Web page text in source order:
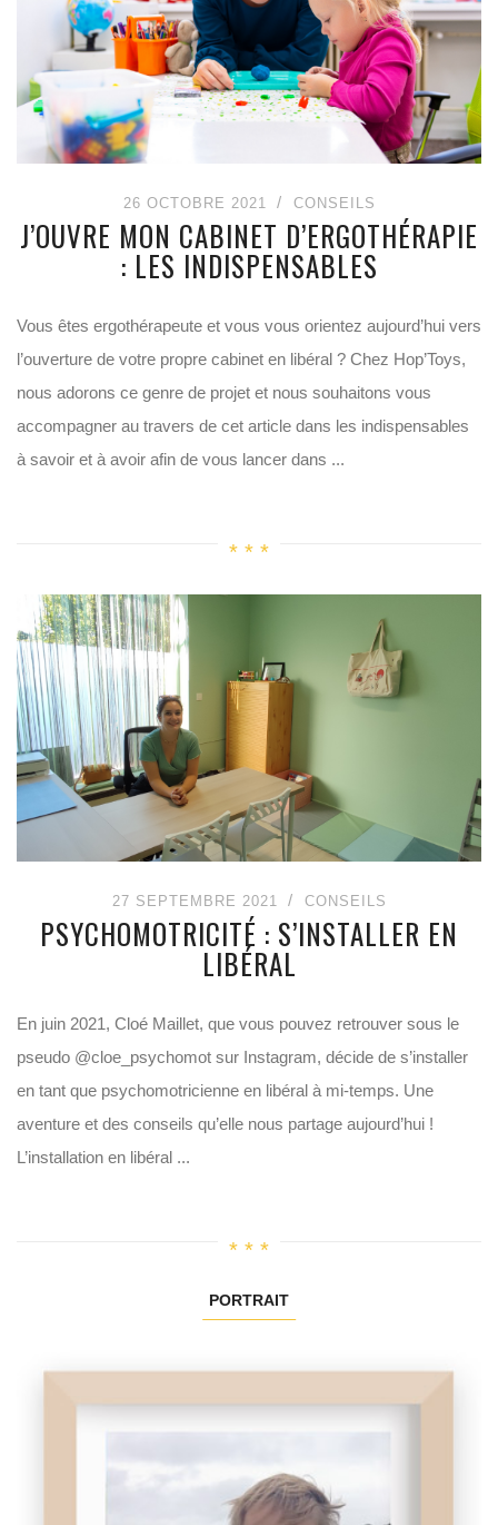
26 OCTOBRE 2021 CONSEILS
J’OUVRE MON CABINET D’ERGOTHÉRAPIE
: LES INDISPENSABLES
Vous êtes ergothérapeute et vous vous orientez aujourd’hui vers
l’ouverture de votre propre cabinet en libéral ? Chez Hop’Toys,
nous adorons ce genre de projet et nous souhaitons vous
accompagner au travers de cet article dans les indispensables
à savoir et à avoir afin de vous lancer dans ...
27 SEPTEMBRE 2021 CONSEILS
PSYCHOMOTRICITÉ : S’INSTALLER EN
LIBÉRAL
En juin 2021, Cloé Maillet, que vous pouvez retrouver sous le
pseudo @cloe_psychomot sur Instagram, décide de s’installer
en tant que psychomotricienne en libéral à mi-temps. Une
aventure et des conseils qu’elle nous partage aujourd’hui !
L’installation en libéral ...
PORTRAIT